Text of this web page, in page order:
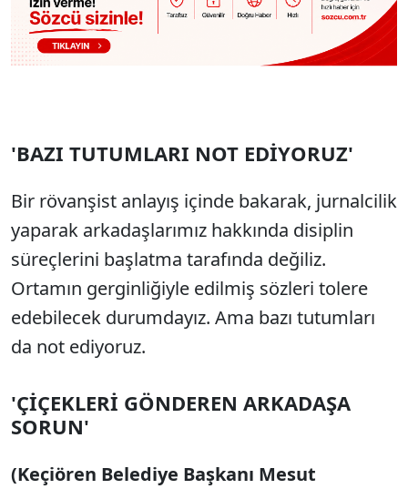
'BAZI TUTUMLARI NOT EDİYORUZ'
Bir rövanşist anlayış içinde bakarak, jurnalcilik
yaparak arkadaşlarımız hakkında disiplin
süreçlerini başlatma tarafında değiliz.
Ortamın gerginliğiyle edilmiş sözleri tolere
edebilecek durumdayız. Ama bazı tutumları
da not ediyoruz.
'ÇİÇEKLERİ GÖNDEREN ARKADAŞA
SORUN'
(Keçiören Belediye Başkanı Mesut